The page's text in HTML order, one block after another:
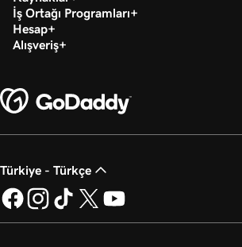
İş Ortağı Programları
Hesap
Alışveriş
Türkiye - Türkçe